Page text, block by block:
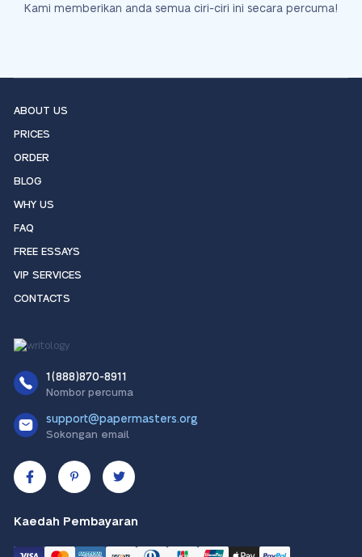
Kami memberikan anda semua ciri-ciri ini secara percuma!
ABOUT US
PRICES
ORDER
BLOG
WHY US
FAQ
FREE ESSAYS
VIP SERVICES
CONTACTS
1(888)870-8911
Nombor percuma
support@papermasters.org
Sokongan email
Kaedah Pembayaran